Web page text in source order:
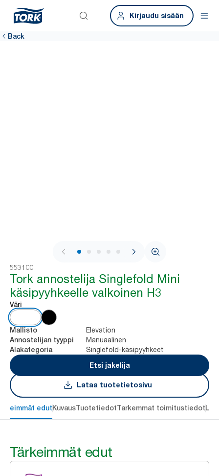
Kirjaudu sisään
Back
1 / 8
553100
Tork annostelija Singlefold Mini
käsipyyhkeelle valkoinen H3
Väri
Mallisto Elevation
Annostelijan tyyppi Manuaalinen
Alakategoria
Singlefold-käsipyyhkeet
Etsi jakelija
Lataa tuotetietosivu
edutKuvausTuotetiedotTarkemmat toimitustiedot
Tärkeimmät edut